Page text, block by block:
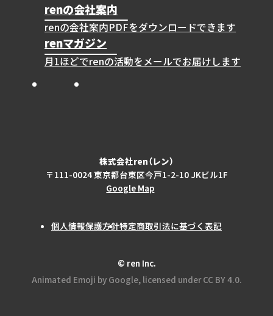
renの会社案内
renの会社案内PDFをダウンロードできます
renマガジン
月1ほどでrenの活動をメールでお届けします
Instagram
株式会社ren（レン）
〒111-0024 東京都台東区今戸1-2-10 JKビル1F
Google Map
個人情報保護方針特定商取引法に基づく表記
© ren Inc.
Animated Emoji by Google, licensed under CC BY 4.0.